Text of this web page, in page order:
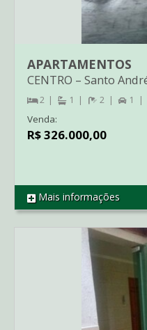
REF AP4364
APARTAMENTOS
CENTRO – Santo
2 1 2 1
Venda:
R$ 326.000,00
Mais informações